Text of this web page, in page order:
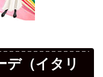
デ（イタリ